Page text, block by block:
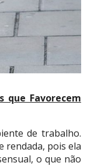
que Favorecem
de trabalho.
rendada, pois ela
o que não